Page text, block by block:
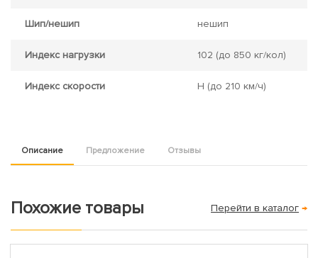
Шип/нешип нешип
Индекс нагрузки 102 (до 850 кг/кол)
Индекс скорости H (до 210 км/ч)
Описание Предложение Отзывы
Похожие товары Перейти в каталог →